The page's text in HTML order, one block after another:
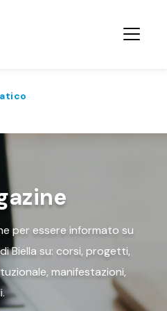
per essere informato su
Biella su: corsi, progetti,
manifestazioni,